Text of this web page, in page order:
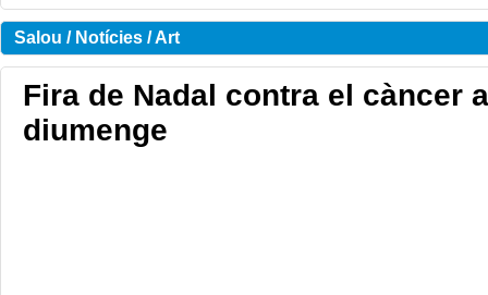
Salou / Notícies / Art
Fira de Nadal contra el càncer
diumenge